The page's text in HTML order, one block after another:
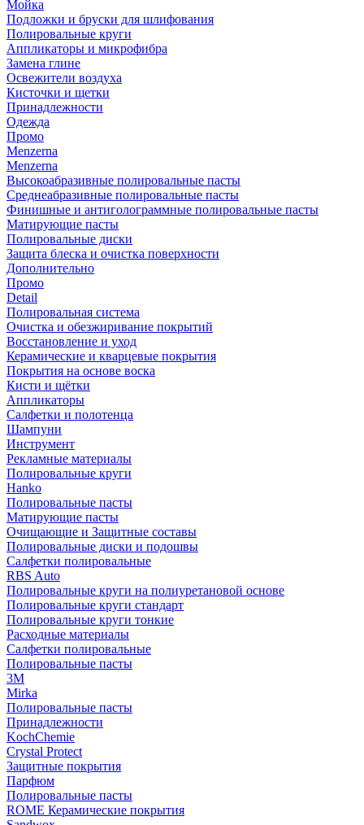
Мойка
Подложки и бруски для шлифования
Полировальные круги
Аппликаторы и микрофибра
Замена глине
Освежители воздуха
Кисточки и щетки
Принадлежности
Одежда
Промо
Menzerna
Menzerna
Высокоабразивные полировальные пасты
Среднеабразивные полировальные пасты
Финишные и антиголограммные полировальные пасты
Матирующие пасты
Полировальные диски
Защита блеска и очистка поверхности
Дополнительно
Промо
Detail
Полировальная система
Очистка и обезжиривание покрытий
Восстановление и уход
Керамические и кварцевые покрытия
Покрытия на основе воска
Кисти и щётки
Аппликаторы
Салфетки и полотенца
Шампуни
Инструмент
Рекламные материалы
Полировальные круги
Hanko
Полировальные пасты
Матирующие пасты
Очищающие и Защитные составы
Полировальные диски и подошвы
Салфетки полировальные
RBS Auto
Полировальные круги на полиуретановой основе
Полировальные круги стандарт
Полировальные круги тонкие
Расходные материалы
Салфетки полировальные
Полировальные пасты
3М
Mirka
Полировальные пасты
Принадлежности
KochChemie
Crystal Protect
Защитные покрытия
Парфюм
Полировальные пасты
ROME Керамические покрытия